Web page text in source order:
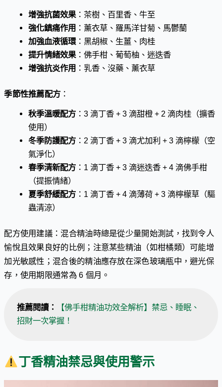
增強抗菌效果 ：茶樹、百里香、牛至
強化鎮痛作用 ：薰衣草、羅馬洋甘菊、馬鬱蘭
加強血液循環：黑胡椒、生薑、肉桂
提升情緒效果 ：佛手柑、葡萄柚、迷迭香
增強抗炎作用 ：乳香、沒藥、薰衣草
季節性推薦配方 ：
秋季溫暖配方 ：3 滴丁香 + 3 滴甜橙 + 2 滴肉桂（擴香
使用）
冬季防護配方 ：2 滴丁香 + 3 滴尤加利 + 3 滴檸檬（空
氣淨化）
春季清新配方 ：1 滴丁香 + 3 滴迷迭香 + 4 滴佛手柑
（提振情緒）
夏季舒緩配方 ：1 滴丁香 + 4 滴薄荷 + 3 滴檸檬草（驅
蟲清涼）
配方使用建議：混合精油時總是從少量開始測試，找到令人
愉悅且效果良好的比例；注意某些精油（如柑橘類）可能增
加光敏感性；混合後的精油應存放在深色玻璃瓶中，避光保
存，使用期限通常為 6 個月。
推薦閱讀：
【佛手柑精油功效全解析】禁忌、睡眠、
招財一次掌握！
丁香精油禁忌與使用警示